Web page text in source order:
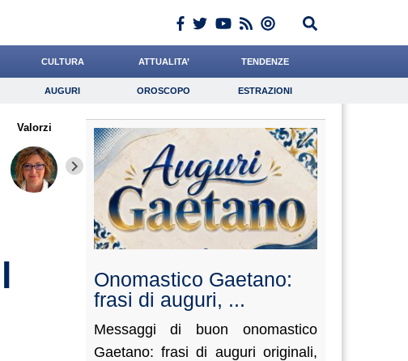
CULTURA ATTUALITA’ TENDENZE
Auguri Oroscopo Estrazioni
Giornalista Lavoro Psicologia
AUGURI OROSCOPO ESTRAZIONI
Valorzi Grassotti Rinaldi Carfagna Mazzone Rossetto
Onomastico Gaetano:
frasi di auguri, ...
Messaggi di buon onomastico
Gaetano: frasi di auguri originali,